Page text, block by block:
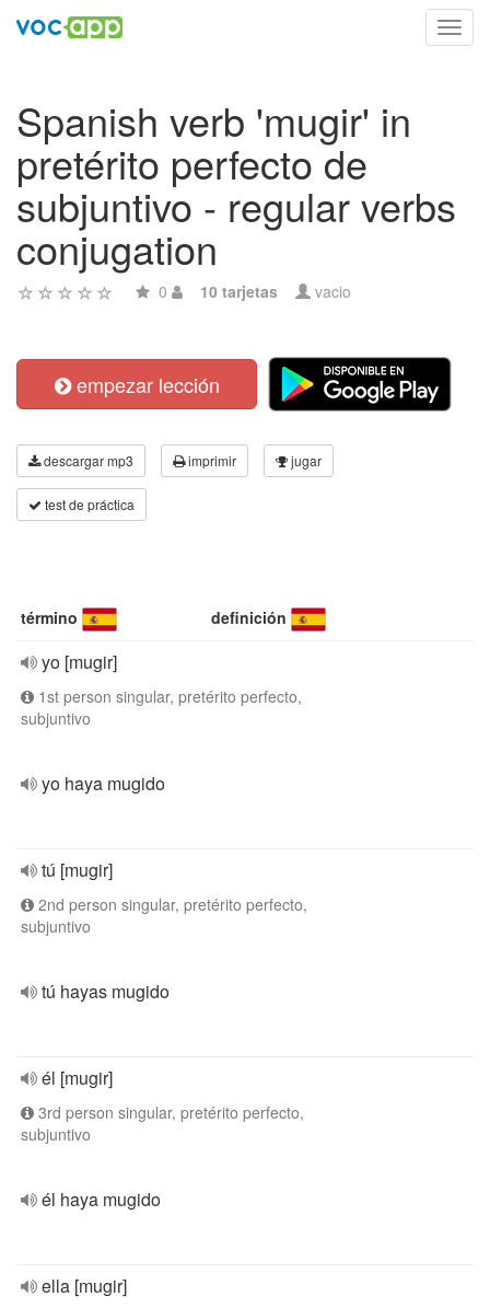
Spanish verb 'mugir' in
pretérito perfecto de
subjuntivo - regular verbs
conjugation
0 10 tarjetas vacio
empezar lección
descargar mp3 imprimir jugar
test de práctica
término definición
yo [mugir]
1st person singular, pretérito perfecto,
subjuntivo
yo haya mugido
tú [mugir]
2nd person singular, pretérito perfecto,
subjuntivo
tú hayas mugido
él [mugir]
3rd person singular, pretérito perfecto,
subjuntivo
él haya mugido
ella [mugir]